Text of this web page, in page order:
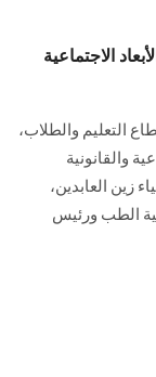
الاجتماعية
التعليم والطلاب،
والقانونية
زين العابدين،
الطب ورئيس